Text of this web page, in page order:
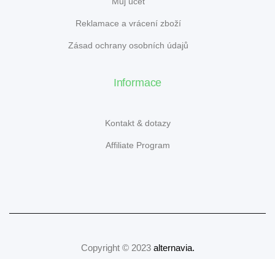
Reklamace a vrácení zboží
Zásad ochrany osobních údajů
Informace
Kontakt & dotazy
Affiliate Program
Copyright © 2023 alternavia.